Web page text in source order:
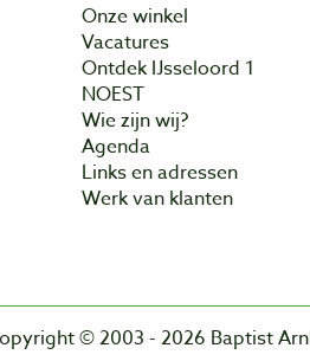
Onze winkel
Vacatures
Ontdek IJsseloord 1
NOEST
Wie zijn wij?
Agenda
Links en adressen
Werk van klanten
© 2003 - 2026 Baptist